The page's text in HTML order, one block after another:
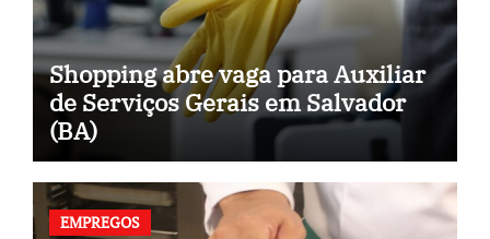
Shopping abre vaga para Auxiliar
de Serviços Gerais em Salvador
(BA)
EMPREGOS